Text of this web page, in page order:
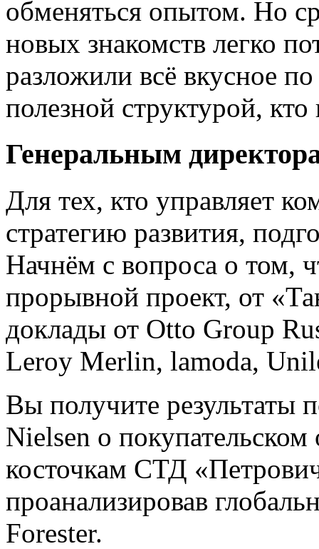
обменяться опытом. Но
новых знакомств легко
разложили всё вкусное
полезной структурой, кто
Генеральным
Для тех, кто управляет
стратегию развития,
Начнём с вопроса о том,
прорывной проект, от
доклады от Otto Group
Leroy Merlin, lamoda,
Вы получите результаты
Nielsen о
косточкам СТД
проанализировав
Forester.